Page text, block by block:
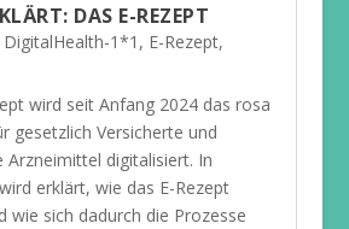
DAS E-REZEPT
DigitalHealth-1*1 , E-Rezept,
wird seit Anfang 2024 das rosa
gesetzlich Versicherte und
Arzneimittel digitalisiert. In
erklärt, wie das E-Rezept
wie sich dadurch die Prozesse